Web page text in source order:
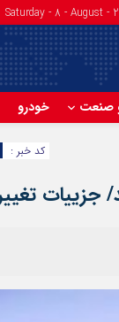
صنعت خودرو
کد خبر :